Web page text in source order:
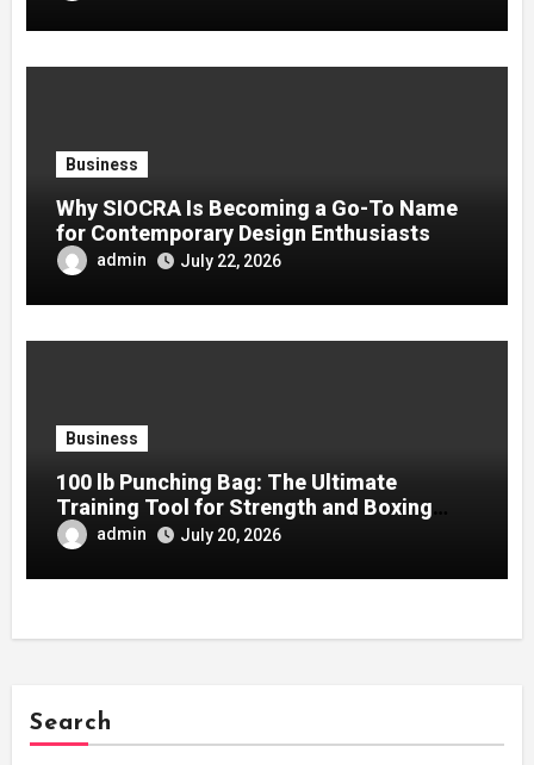
Business
Why SIOCRA Is Becoming a Go-To Name
for Contemporary Design Enthusiasts
admin July 22, 2026
Business
100 lb Punching Bag: The Ultimate
Training Tool for Strength and Boxing
Development
admin July 20, 2026
Search